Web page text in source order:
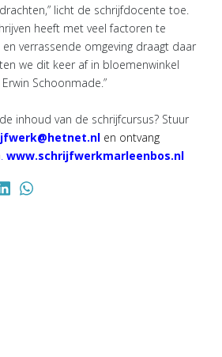
licht de schrijfdocente toe.
heeft met veel factoren te
verrassende omgeving draagt daar
we dit keer af in bloemenwinkel
Schoonmade.”
inhoud van de schrijfcursus? Stuur
en ontvang
www.schrijfwerkmarleenbos.nl